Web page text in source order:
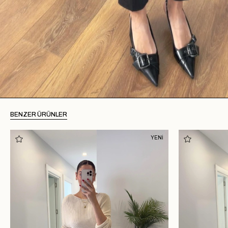
BENZER ÜRÜNLER
YENİ